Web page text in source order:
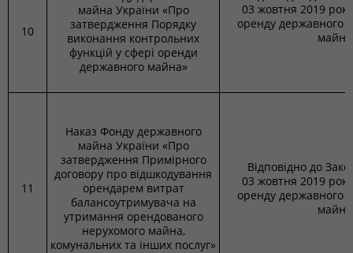
10
майна України «Про
затвердження Порядку
виконання контрольних
функцій у сфері оренди
державного майна»
03 жовтня 2019
оренду державного
11
Наказ Фонду державного
майна України «Про
затвердження Примірного
договору про відшкодування
орендарем витрат
балансоутримувача на
утримання орендованого
нерухомого майна,
комунальних та інших послуг»
Відповідно до
03 жовтня 2019
оренду державного